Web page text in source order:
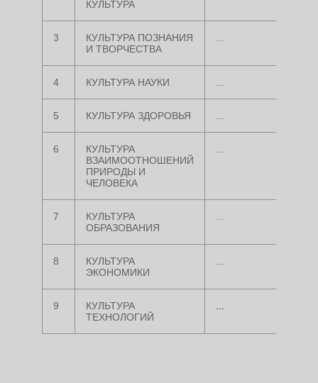
КУЛЬТУРА
3
КУЛЬТУРА ПОЗНАНИЯ
И ТВОРЧЕСТВА
4 КУЛЬТУРА НАУКИ
5 КУЛЬТУРА ЗДОРОВЬЯ
6
КУЛЬТУРА
ВЗАИМООТНОШЕНИЙ
ПРИРОДЫ И
ЧЕЛОВЕКА
7
КУЛЬТУРА
ОБРАЗОВАНИЯ
8
КУЛЬТУРА
ЭКОНОМИКИ
9
КУЛЬТУРА
ТЕХНОЛОГИЙ